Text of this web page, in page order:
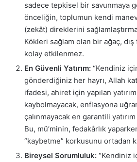
sadece tepkisel bir savunmaya
önceliğin, toplumun kendi
(zekât) direklerini
Kökleri sağlam olan bir ağaç, dış
kolay etkilenmez.
En Güvenli Yatırım: “Kendiniz
gönderdiğiniz her hayrı, Allah
ifadesi, ahiret için yapılan
kaybolmayacak, enflasyona
çalınmayacak en garantili
Bu, mü’minin, fedakârlık
“kaybetme” korkusunu ortadan
Bireysel Sorumluluk: “Kendiniz